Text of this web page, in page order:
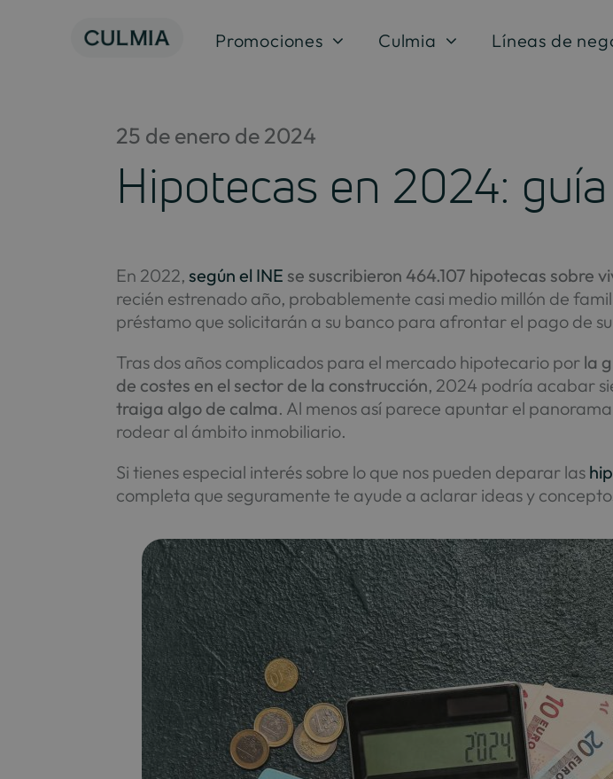
Promociones Culmia Líneas de
25 de enero de 2024
Hipotecas en 2024:
En 2022,según el INE se suscribieron 464.107 hipotecas sobre
recién estrenado año, probablemente casi medio millón de
préstamo que solicitarán a su banco para afrontar el pago de
Tras dos años complicados para el mercado hipotecario por la
de costes en el sector de la construcción, 2024 podría acabar
traiga algo de calma. Al menos así parece apuntar el
rodear al ámbito inmobiliario.
Si tienes especial interés sobre lo que nos pueden deparar las
completa que seguramente te ayude a aclarar ideas y